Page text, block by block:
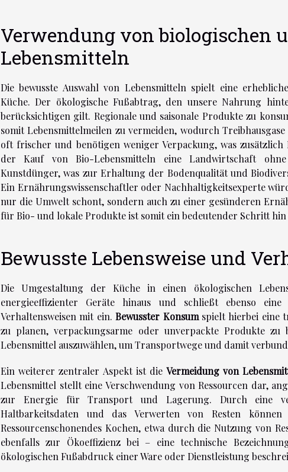
Verwendung von biologischen
Lebensmitteln
Die bewusste Auswahl von Lebensmitteln spielt eine
Küche. Der ökologische Fußabtrag, den unsere Nahrung
berücksichtigen gilt. Regionale und saisonale Produkte zu
somit Lebensmittelmeilen zu vermeiden, wodurch
oft frischer und benötigen weniger Verpackung, was
der Kauf von Bio-Lebensmitteln eine Landwirtschaft
Kunstdünger, was zur Erhaltung der Bodenqualität und
Ein Ernährungswissenschaftler oder Nachhaltigkeitsexperte
nur die Umwelt schont, sondern auch zu einer gesünderen
für Bio- und lokale Produkte ist somit ein bedeutender Schritt
Bewusste Lebensweise und
Die Umgestaltung der Küche in einen ökologischen
energieeffizienter Geräte hinaus und schließt ebenso eine
Verhaltensweisen mit ein.Bewusster Konsumspielt hierbei eine
zu planen, verpackungsarme oder unverpackte Produkte zu
Lebensmittel auszuwählen, um Transportwege und damit
Ein weiterer zentraler Aspekt ist dieVermeidung von
Lebensmittel stellt eine Verschwendung von Ressourcen dar,
zur Energie für Transport und Lagerung. Durch eine
Haltbarkeitsdaten und das Verwerten von Resten können
Ressourcenschonendes Kochen, etwa durch die Nutzung von
ebenfalls zur Ökoeffizienz bei – eine technische
ökologischen Fußabdruck einer Ware oder Dienstleistung